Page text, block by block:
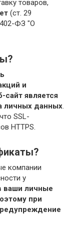
товаров,
(ст. 29
ФЗ "О
и
сайт является
личных данных.
SSL-
HTTPS.
компании
у
ваши личные
при